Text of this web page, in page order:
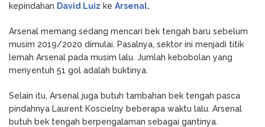
kepindahan David Luiz ke Arsenal.
Arsenal memang sedang mencari bek tengah baru sebelum
musim 2019/2020 dimulai. Pasalnya, sektor ini menjadi titik
lemah Arsenal pada musim lalu. Jumlah kebobolan yang
menyentuh 51 gol adalah buktinya.
Selain itu, Arsenal juga butuh tambahan bek tengah pasca
pindahnya Laurent Koscielny beberapa waktu lalu. Arsenal
butuh bek tengah berpengalaman sebagai gantinya.